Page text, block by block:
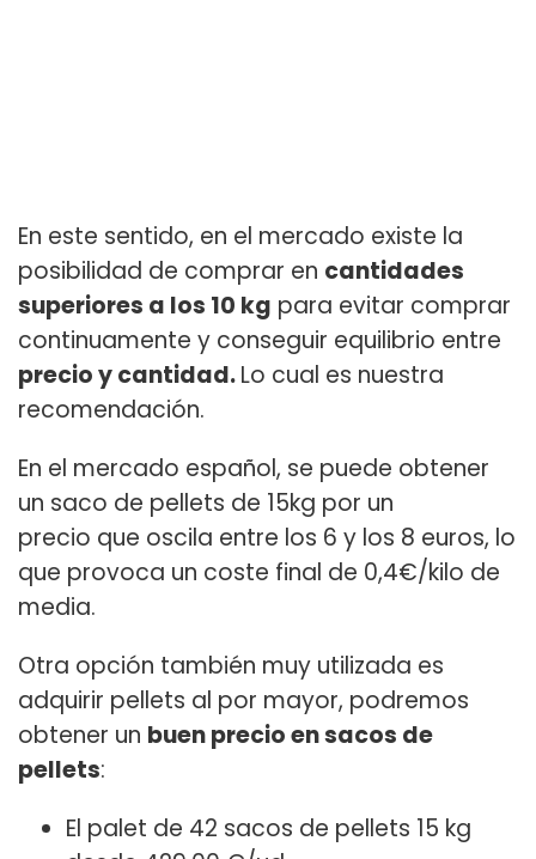
En este sentido, en el mercado existe la
posibilidad de comprar en cantidades
superiores a los 10 kg para evitar comprar
continuamente y conseguir equilibrio entre
precio y cantidad.Lo cual es nuestra
recomendación.
En el mercado español, se puede obtener
un saco de pellets de 15kg por un
precio que oscila entre los 6 y los 8 euros, lo
que provoca un coste final de 0,4€/kilo de
media.
Otra opción también muy utilizada es
adquirir pellets al por mayor, podremos
obtener un buen precio en sacos de
pellets:
El palet de 42 sacos de pellets 15 kg